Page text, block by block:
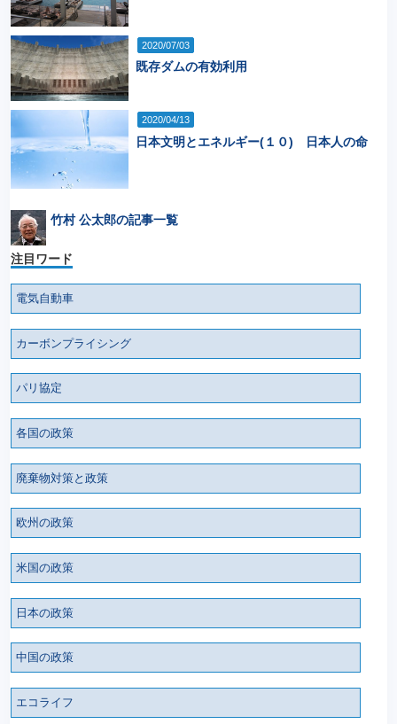
2020/07/03
既存ダムの有効利用
2020/04/13
日本文明とエネルギー(１０) 日本人の命
竹村 公太郎の記事一覧
注目ワード
電気自動車
カーボンプライシング
パリ協定
各国の政策
廃棄物対策と政策
欧州の政策
米国の政策
日本の政策
中国の政策
エコライフ